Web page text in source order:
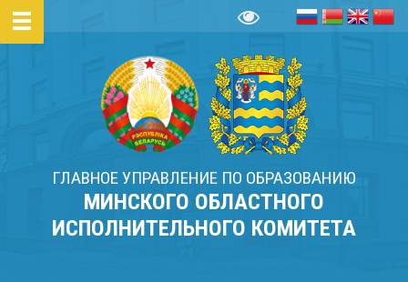
ГЛАВНОЕ УПРАВЛЕНИЕ ПО ОБРАЗОВАНИЮ
МИНСКОГО ОБЛАСТНОГО
ИСПОЛНИТЕЛЬНОГО КОМИТЕТА